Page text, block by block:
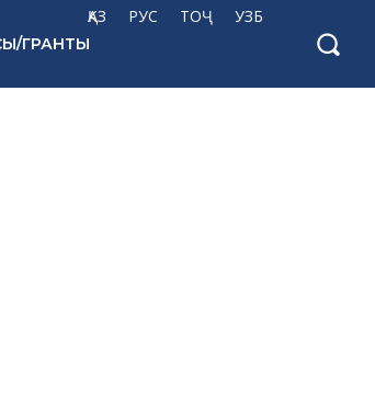
ҚАЗ РУС ТОҶ УЗБ
ГРАНТЫ